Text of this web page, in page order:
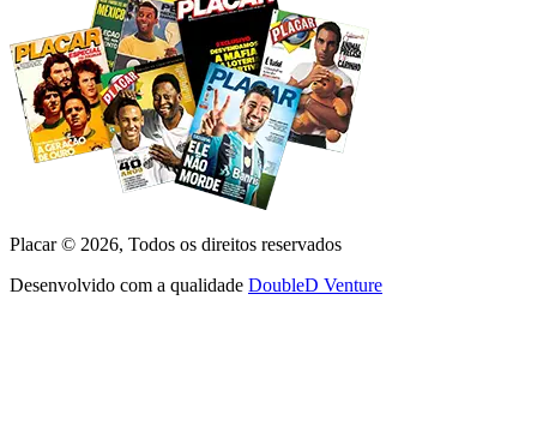
Placar © 2026, Todos os direitos reservados
Desenvolvido com a qualidade DoubleD Venture